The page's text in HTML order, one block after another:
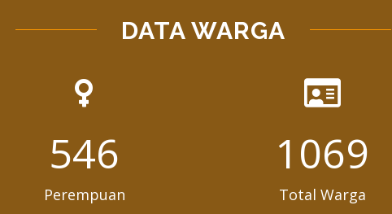
DATA WARGA
796
Perempuan
1558
Total Warga